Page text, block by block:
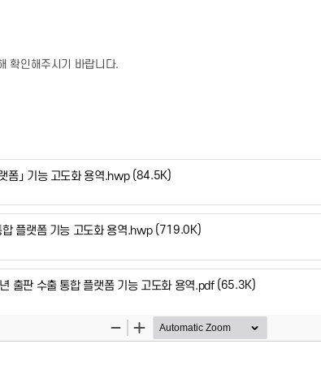
확인해주시기 바랍니다.
폼」 기능 고도화 용역.hwp(84.5K)
플랫폼 기능 고도화 용역.hwp(719.0K)
출판 수출 통합 플랫폼 기능 고도화 용역.pdf(65.3K)